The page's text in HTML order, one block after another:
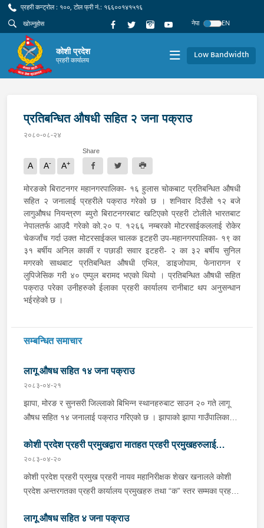
प्रहरी कन्ट्रोल : १००, टोल फ्री नं.: १६६००१४१५१६
नेपा
EN
कोशी प्रदेश
प्रहरी कार्यालय Low Bandwidth
प्रतिबन्धित औषधी सहित २ जना पक्राउ
२०८०-०८-२४
A A- A+
Share
मोरङको बिराटनगर महानगरपालिका- १६ हुलास चोकबाट प्रतिबन्धित औषधी
सहित २ जनालाई प्रहरीले पक्राउ गरेको छ । शनिवार दिउँसो १२ बजे
लागुऔषध नियन्त्रण ब्युरो बिराटनगरबाट खटिएको प्रहरी टोलीले भारतबाट
नेपालतर्फ आउदै गरेको को.२० प. १२६६ नम्बरको मोटरसाईकललाई रोकेर
चेकजाँच गर्दा उक्त मोटरसाईकल चालक इटहरी उप-महानगरपालिका- १९ का
३१ बर्षीय अनिल कार्की र पछाडी सवार इटहरी- २ का ३२ बर्षीय सुनिल
मगरको साथबाट प्रतिबन्धित औषधी एभिल, डाइजोपाम, फेनारागन र
लुपिजेसिक गरी ४० एम्पुल बरामद भएको थियो । प्रतिबन्धित औषधी सहित
पक्राउ परेका उनीहरुको ईलाका प्रहरी कार्यालय रानीबाट थप अनुसन्धान
भईरहेको छ ।
सम्बन्धित समाचार
लागू औषध सहित १४ जना पक्राउ
२०८३-०४-२१
झापा, मोरङ र सुनसरी जिल्लाको बिभिन्न स्थानहरुबाट साउन २० गते लागू
औषध सहित १४ जनालाई पक्राउ गरिएको छ । झापाको झापा गाउँपालिका–१
हाल शिवसताक्षी नगरपालिका–९ दुधे बस्ने ३० वर्षीय बिराज भुजेललाई १ ग्राम
६७ मिलिग्राम ब्राउन सुगर सहित, इलाका प्रहरी कार्यालय काँकरभिट्टा र
लागू औषध नियन्त्रण ब्यूरो काँकरभिट्टाको संयुक्त टोलीले इलामको सूर्योदय
नगरपालिका–४ का २६ वर्षीय सलमान थापालाई २ ग्राम ४९० मिलिग्राम
महानगरपालिका–१५ स्थितबाट इलाका प्रहरी कार्यालय रानी र लागू औषध
कोशी प्रदेश प्रहरी प्रमुखद्वारा मातहत प्रहरी प्रमुखहरुलाई
निर्देशन
२०८३-०४-२०
कोशी प्रदेश प्रहरी प्रमुख प्रहरी नायव महानिरीक्षक शेखर खनालले कोशी
प्रदेश अन्तरगतका प्रहरी कार्यालय प्रमुखहरु तथा “क” स्तर सम्मका प्रहरी
आवश्यक निर्देशन दिनु भएको छ । v निर्देशनको क्रममा उहाँले प्रहरीले आ-
लागू औषध सहित ४ जना पक्राउ